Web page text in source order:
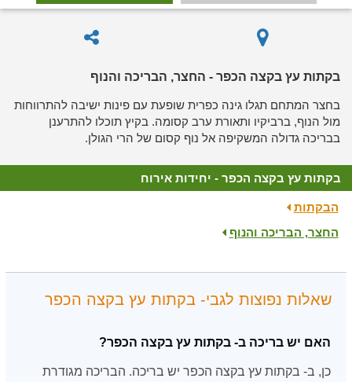
בקתות עץ בקצה הכפר - החצר, הבריכה והנוף
בחצר המתחם תגלו גינה כפרית שופעת עם פינות ישיבה להתרווחות
מול הנוף, ברביקיו ותאורת ערב קסומה. בקיץ תוכלו להתרענן
בבריכה גדולה המשקיפה אל נוף קסום של הרי הגולן.
בקתות עץ בקצה הכפר - יחידות אירוח
הבקתות
החצר, הבריכה והנוף
שאלות נפוצות לגבי- בקתות עץ בקצה הכפר
האם יש בריכה ב- בקתות עץ בקצה הכפר?
כן, ב- בקתות עץ בקצה הכפר יש בריכה. הבריכה מגודרת